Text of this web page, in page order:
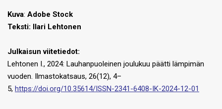
Kuva: Adobe Stock
Teksti: Ilari Lehtonen
Julkaisun viitetiedot:
Lehtonen I., 2024: Lauhanpuoleinen joulukuu päätti lämpimän
vuoden. Ilmastokatsaus, 26(12), 4–
5, https://doi.org/10.35614/ISSN-2341-6408-IK-2024-12-01